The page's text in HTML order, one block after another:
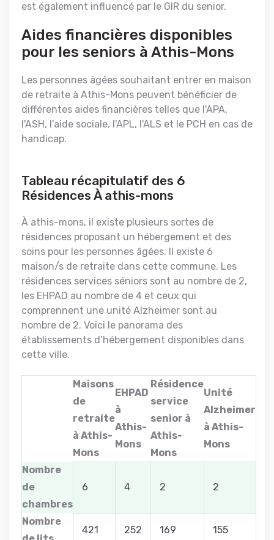
est également influencé par le GIR du senior.
Aides financières disponibles
pour les seniors à Athis-Mons
Les personnes âgées souhaitant entrer en maison
de retraite à Athis-Mons peuvent bénéficier de
différentes aides financières telles que l'APA,
l'ASH, l'aide sociale, l'APL, l'ALS et le PCH en cas de
handicap.
Tableau récapitulatif des 6
Résidences À athis-mons
À athis-mons, il existe plusieurs sortes de
résidences proposant un hébergement et des
soins pour les personnes âgées. Il existe 6
maison/s de retraite dans cette commune. Les
résidences services séniors sont au nombre de 2,
les EHPAD au nombre de 4 et ceux qui
comprennent une unité Alzheimer sont au
nombre de 2. Voici le panorama des
établissements d’hébergement disponibles dans
cette ville.
Maisons
de
retraite
à Athis-
Mons
EHPAD
à
Athis-
Mons
Résidence
service
senior à
Athis-
Mons
Unité
Alzheimer
à Athis-
Mons
Nombre
de
chambres
6 4 2 2
Nombre
421 252 169 155